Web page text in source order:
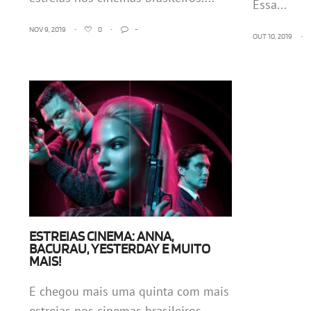
NOV 9, 2019 • 0 • -
Essa...
OUT 10, 2019 •
ESTREIAS CINEMA: ANNA,
BACURAU, YESTERDAY E MUITO
MAIS!
E chegou mais uma quinta com mais